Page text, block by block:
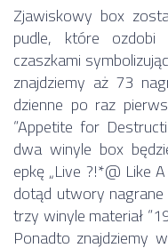
Zjawiskowy box
pudle, które
czaszkami
znajdziemy aż 73
dzienne po raz
“Appetite for
dwa winyle box
epkę „Live ?!*@ Like
dotąd utwory
trzy winyle materiał
Ponadto znajdziemy